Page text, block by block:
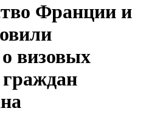
Франции и
визовых
граждан